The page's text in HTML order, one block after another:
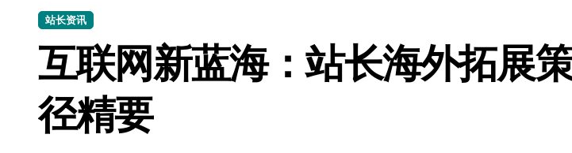
API技术赋能：跨界融合下站长合规风控科技新策略探索
科技赋能：技术掘金评论数据，筑牢站内内容安全核心
站长资讯
互联网新蓝海：站长海外拓展
径精要